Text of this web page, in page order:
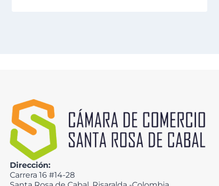
Dirección:
Carrera 16 #14-28